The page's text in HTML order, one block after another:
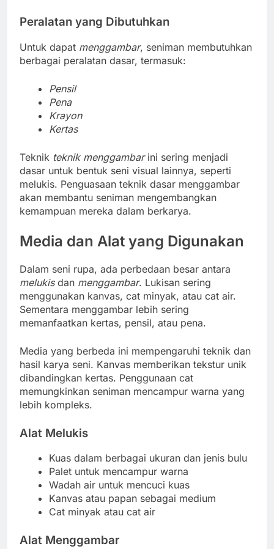
Peralatan yang Dibutuhkan
Untuk dapat menggambar, seniman membutuhkan
berbagai peralatan dasar, termasuk:
Pensil
Pena
Krayon
Kertas
Teknik teknik menggambarini sering menjadi
dasar untuk bentuk seni visual lainnya, seperti
melukis. Penguasaan teknik dasar menggambar
akan membantu seniman mengembangkan
kemampuan mereka dalam berkarya.
Media dan Alat yang Digunakan
Dalam seni rupa, ada perbedaan besar antara
melukisdan menggambar. Lukisan sering
menggunakan kanvas, cat minyak, atau cat air.
Sementara menggambar lebih sering
memanfaatkan kertas, pensil, atau pena.
Media yang berbeda ini mempengaruhi teknik dan
hasil karya seni. Kanvas memberikan tekstur unik
dibandingkan kertas. Penggunaan cat
memungkinkan seniman mencampur warna yang
lebih kompleks.
Alat Melukis
Kuas dalam berbagai ukuran dan jenis bulu
Palet untuk mencampur warna
Wadah air untuk mencuci kuas
Kanvas atau papan sebagai medium
Cat minyak atau cat air
Alat Menggambar